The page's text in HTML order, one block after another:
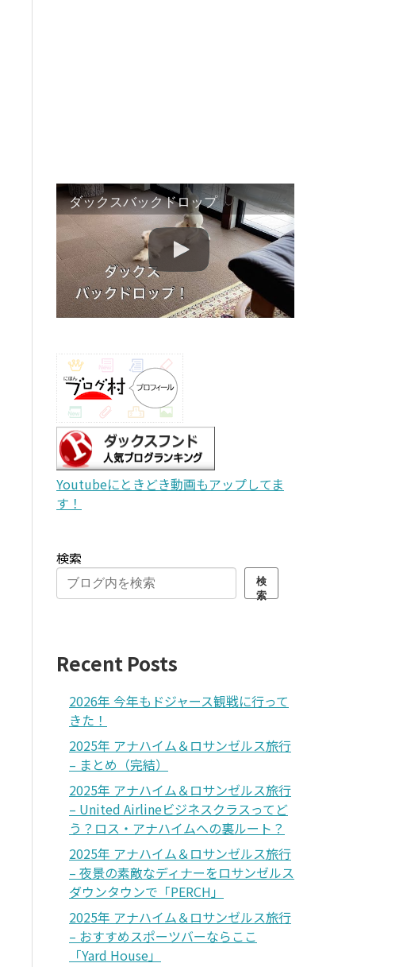
ダックスバックドロップ
Youtubeにときどき動画もアップしてま
す！
検索
検
索
Recent Posts
2026年 今年もドジャース観戦に行って
きた！
2025年 アナハイム＆ロサンゼルス旅行
– まとめ（完結）
2025年 アナハイム＆ロサンゼルス旅行
– United Airlineビジネスクラスってど
う？ロス・アナハイムへの裏ルート？
2025年 アナハイム＆ロサンゼルス旅行
– 夜景の素敵なディナーをロサンゼルス
ダウンタウンで「PERCH」
2025年 アナハイム＆ロサンゼルス旅行
– おすすめスポーツバーならここ
「Yard House」